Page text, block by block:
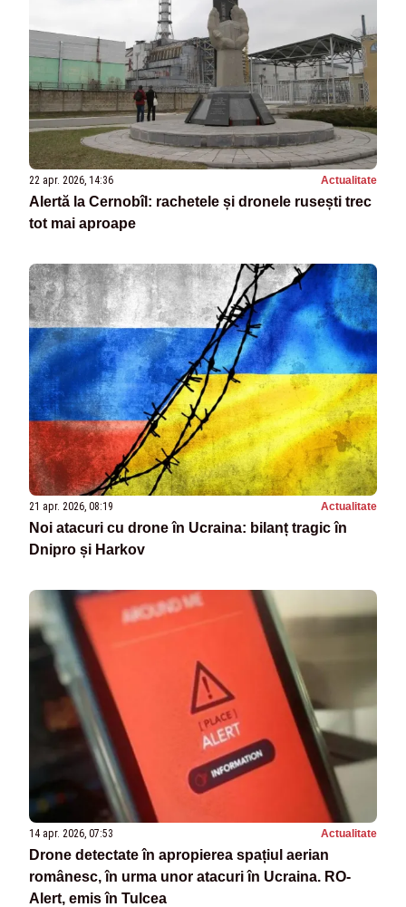
22 apr. 2026, 14:36 Actualitate
Alertă la Cernobîl: rachetele și dronele rusești trec
tot mai aproape
21 apr. 2026, 08:19 Actualitate
Noi atacuri cu drone în Ucraina: bilanț tragic în
Dnipro și Harkov
14 apr. 2026, 07:53 Actualitate
Drone detectate în apropierea spațiul aerian
românesc, în urma unor atacuri în Ucraina. RO-
Alert, emis în Tulcea